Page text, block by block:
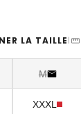
LA TAILLE|
M
XXXL